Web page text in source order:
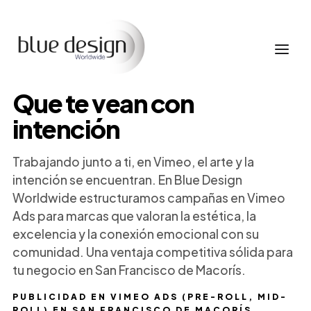
PUBLICIDAD EN VIMEO ADS (PRE-ROLL, MID-
Que te vean con
intención
Trabajando junto a ti, en Vimeo, el arte y la
intención se encuentran. En Blue Design
Worldwide estructuramos campañas en Vimeo
Ads para marcas que valoran la estética, la
excelencia y la conexión emocional con su
comunidad. Una ventaja competitiva sólida para
tu negocio en San Francisco de Macorís.